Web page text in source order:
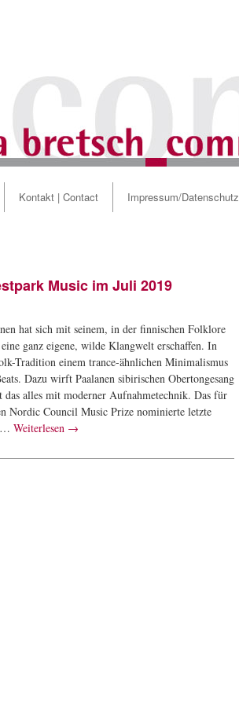
Kontakt | Contact Impressum/Datenschutz
Music im Juli 2019
hat sich mit seinem, in der finnischen Folklore
ganz eigene, wilde Klangwelt erschaffen. In
Tradition einem trance-ähnlichen Minimalismus
Dazu wirft Paalanen sibirischen Obertongesang
alles mit moderner Aufnahmetechnik. Das für
Nordic Council Music Prize nominierte letzte
… Weiterlesen →